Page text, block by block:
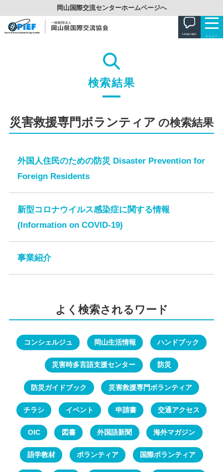
岡山国際交流センターホームページへ
協会について
情報公開
情報相談コーナー
会報誌「おかやま国際交流」
会員募集
お問い合わせ先一覧
イベント
イベントカレンダー
チラシ・申請書ダウンロード
OPIEF MOVIE CHANNEL
岡山県外国人相談センター
無料法律相談
県内の外国人相談窓口
通訳
外国人のための生活情報
岡山多文化共生マップ
Welcome to OKAYAMA
子ども日本語学習サポーター派遣します（１次申請受付は終了しました
日本語学習リソースコーナー
ボランティア
ボランティアをしたい
ボランティアを頼みたい
図書資料室
新着図書
視聴覚資料（DVD）
外国人のための医療関連資料
交通アクセス
緊急・防災
外国人の方の ご相談
岡山国際交流センター ホームページ
サイトマップ プライバシーポリシー
リンク集 会員募集
Language
メニュー
簡体中文
繁体中文
Tiếng Việt
検索結果
災害救援専門ボランティア の検索結果
外国人住民のための防災 Disaster Prevention for
Foreign Residents
新型コロナウイルス感染症に関する情報
(Information on COVID-19)
事業紹介
よく検索されるワード
コンシェルジュ 岡山生活情報 ハンドブック
災害時多言語支援センター 防災
防災ガイドブック 災害救援専門ボランティア
チラシ イベント 申請書 交通アクセス
OIC 図書 外国語新聞 海外マガジン
語学教材 ボランティア 国際ボランティア